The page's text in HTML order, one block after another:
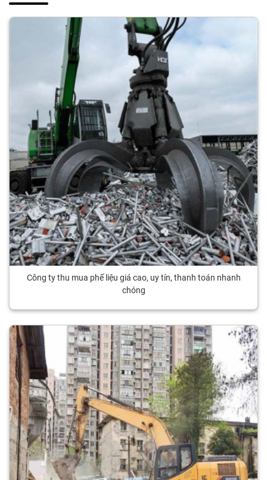
Công ty thu mua phế liệu giá cao, uy tín, thanh toán nhanh
chóng